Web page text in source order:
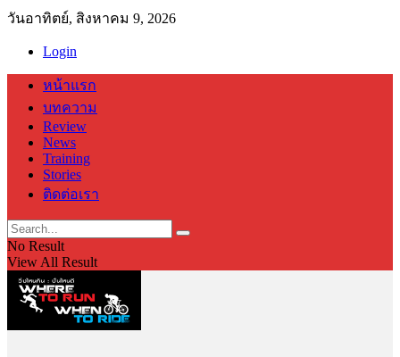
วันอาทิตย์, สิงหาคม 9, 2026
Login
หน้าแรก
บทความ
Review
News
Training
Stories
ติดต่อเรา
No Result
View All Result